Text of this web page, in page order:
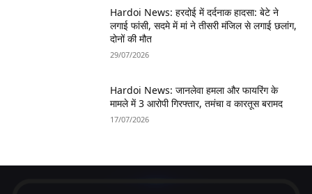
Hardoi News: हरदोई में दर्दनाक हादसा: बेटे ने
लगाई फांसी, सदमे में मां ने तीसरी मंजिल से लगाई छलांग,
दोनों की मौत
29/07/2026
Hardoi News: जानलेवा हमला और फायरिंग के
मामले में 3 आरोपी गिरफ्तार, तमंचा व कारतूस बरामद
17/07/2026